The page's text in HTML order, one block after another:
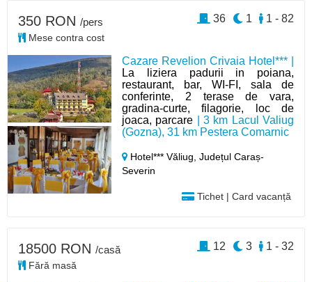
Cazare Revelion Crivaia Hotel*** |
La liziera padurii in poiana,
restaurant, bar, WI-FI, sala de
conferinte, 2 terase de vara,
gradina-curte, filagorie, loc de
joaca, parcare | 3 km Lacul Valiug
(Gozna), 31 km Pestera Comarnic
Hotel*** Văliug,Județul Caraș-
Severin
Tichet | Card vacanță
350 RON /pers
Mese contra cost
1 - 82
1
36
18500 RON /casă
Fără masă
1 - 32
3
12